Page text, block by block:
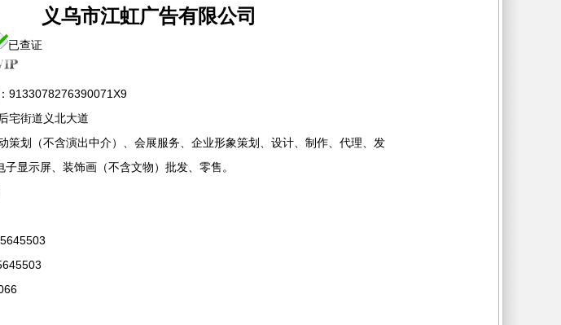
义乌市江虹广告有限公司
已查证
9133078276390071X9
宅街道义北大道
策划（不含演出中介）、会展服务、企业形象策划、设计、制作、代理、发
显示屏、装饰画（不含文物）批发、零售。